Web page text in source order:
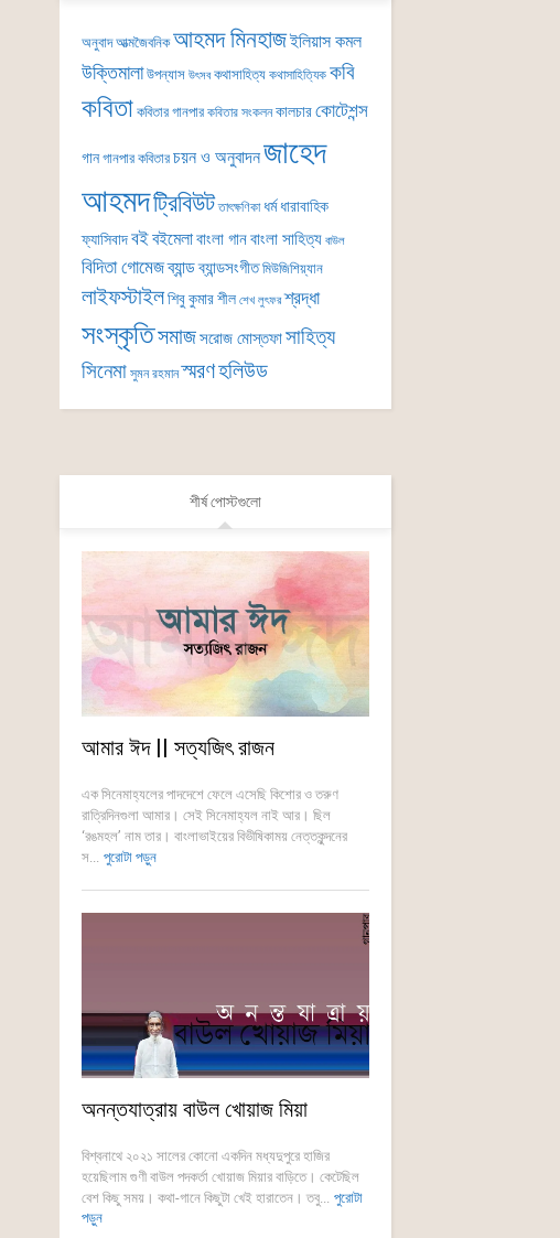
অনুবাদ আত্মজৈবনিক আহমদ মিনহাজইলিয়াস কমল
উক্তিমালা উপন্যাস উৎসব কথাসাহিত্য কথাসাহিত্যিক কবি
কবিতা কবিতার গানপার কবিতার সংকলন কালচারকোটেশন্স
গান গানপার কবিতার চয়ন ও অনুবাদনজাহেদ
আহমদট্রিবিউট তাৎক্ষণিকা ধর্ম ধারাবাহিক
ফ্যাসিবাদবইবইমেলাবাংলা গানবাংলা সাহিত্য বাউল
বিদিতা গোমেজব্যান্ডব্যান্ডসংগীত মিউজিশিয়্যান
লাইফস্টাইলশিবু কুমার শীল শেখ লুৎফর শ্রদ্ধা
সংস্কৃতিসমাজসরোজ মোস্তফাসাহিত্য
সিনেমা সুমন রহমান স্মরণহলিউড
শীর্ষ পোস্টগুলো
আমার ঈদ || সত্যজিৎ রাজন
এক সিনেমাহ্যলের পাদদেশে ফেলে এসেছি কিশোর ও তরুণ
রাত্রিদিনগুলা আমার। সেই সিনেমাহ্যল নাই আর। ছিল
‘রঙমহল’ নাম তার। বাংলাভাইয়ের বিভীষিকাময় নেত্তকুন্দনের
স... পুরোটা পড়ুন
অনন্তযাত্রায় বাউল খোয়াজ মিয়া
বিশ্বনাথে ২০২১ সালের কোনো একদিন মধ্যদুপুরে হাজির
হয়েছিলাম গুণী বাউল পদকর্তা খোয়াজ মিয়ার বাড়িতে। কেটেছিল
বেশ কিছু সময়। কথা-গানে কিছুটা খেই হারাতেন। তবু... পুরোটা
পড়ুন